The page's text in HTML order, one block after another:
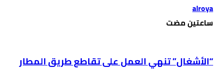
alroya
‫‫‫‏‫ساعتين مضت‬
“الأشغال” تنهي العمل على تقاطع طريق المطار